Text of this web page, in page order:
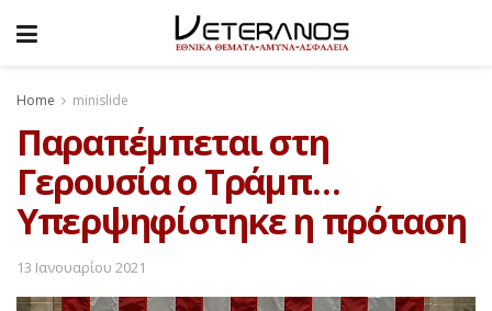
Home minislide
Παραπέμπεται στη
Γερουσία ο Τράμπ…
Υπερψηφίστηκε η πρόταση
13 Ιανουαρίου 2021